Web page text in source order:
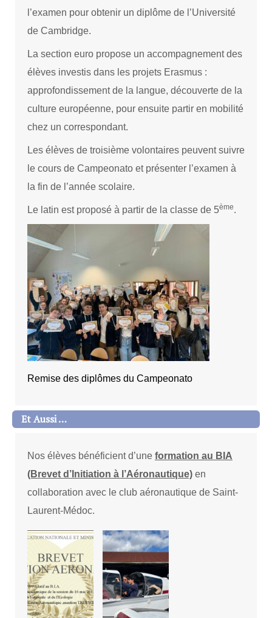
l’examen pour obtenir un diplôme de l’Université
de Cambridge.
La section euro propose un accompagnement des
élèves investis dans les projets Erasmus :
approfondissement de la langue, découverte de la
culture européenne, pour ensuite partir en mobilité
chez un correspondant.
Les élèves de troisième volontaires peuvent suivre
le cours de Campeonato et présenter l’examen à
la fin de l’année scolaire.
Le latin est proposé à partir de la classe de 5ème.
Remise des diplômes du Campeonato
Et Aussi …
Nos élèves bénéficient d’une formation au BIA
(Brevet d’Initiation à l’Aéronautique) en
collaboration avec le club aéronautique de Saint-
Laurent-Médoc.